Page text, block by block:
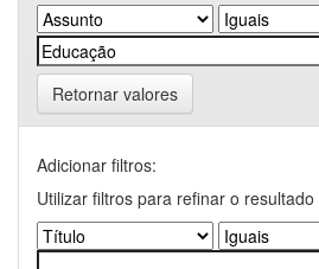
Retornar valores
Adicionar filtros:
Utilizar filtros para refinar o